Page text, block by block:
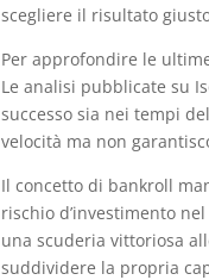
scegliere il risultato
Per approfondire le
Le analisi pubblicate su
successo sia nei tempi
velocità ma non
Il concetto di bankroll
rischio d’investimento
una scuderia vittoriosa
suddividere la propria